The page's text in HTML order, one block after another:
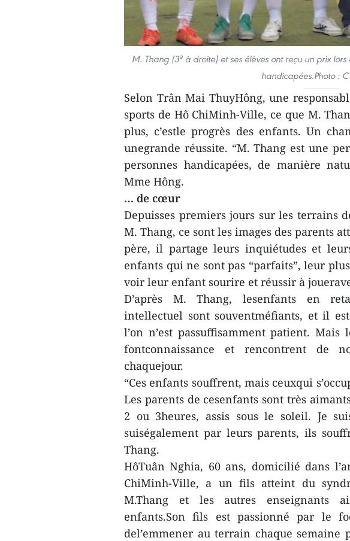
M. Thang (3eà droite) et ses élèves ont reçu un prix
handicapées.Photo :
Selon Trân Mai ThuyHông, une
sports de Hô ChiMinh-Ville, ce que M.
plus, c’estle progrès des enfants. Un
unegrande réussite. “M. Thang est une
personnes handicapées, de manière
Mme Hông.
… de cœur
Depuisses premiers jours sur les terrains
M. Thang, ce sont les images des parents
père, il partage leurs inquiétudes et
enfants qui ne sont pas “parfaits”, leur
voir leur enfant sourire et réussir à
D’après M. Thang, lesenfants en
intellectuel sont souventméfiants, et il
l’on n’est passuffisamment patient. Mais
fontconnaissance et rencontrent de
chaquejour.
“Ces enfants souffrent, mais ceuxqui
Les parents de cesenfants sont très
2 ou 3heures, assis sous le soleil. Je
suiségalement par leurs parents, ils
Thang.
HôTuân Nghia, 60 ans, domicilié dans
ChiMinh-Ville, a un fils atteint du
M.Thang et les autres enseignants
enfants.Son fils est passionné par le
del’emmener au terrain chaque semaine